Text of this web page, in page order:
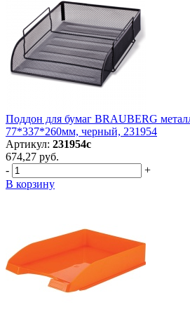
Поддон для бумаг BRAUBERG
77*337*260мм, черный, 231954
Артикул: 231954с
674,27 руб.
-
+
В корзину